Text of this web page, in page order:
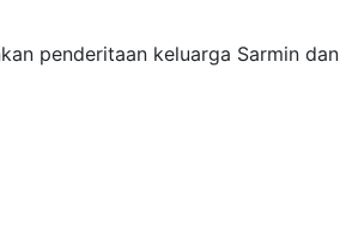
penderitaan keluarga Sarmin dan